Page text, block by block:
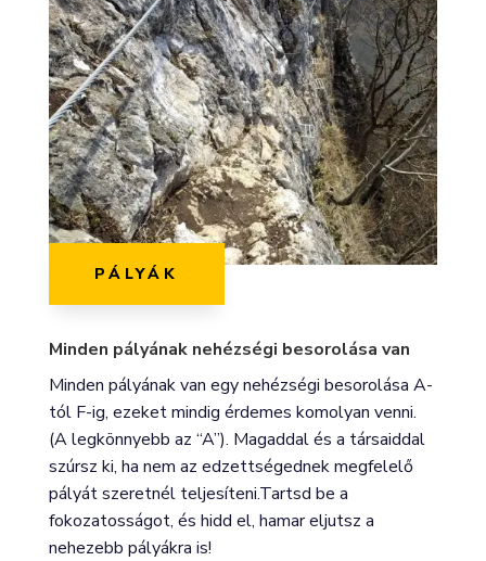
PÁLYÁK
Minden pályának nehézségi besorolása van
Minden pályának van egy nehézségi besorolása A-
tól F-ig, ezeket mindig érdemes komolyan venni.
(A legkönnyebb az “A”). Magaddal és a társaiddal
szúrsz ki, ha nem az edzettségednek megfelelő
pályát szeretnél teljesíteni.Tartsd be a
fokozatosságot, és hidd el, hamar eljutsz a
nehezebb pályákra is!